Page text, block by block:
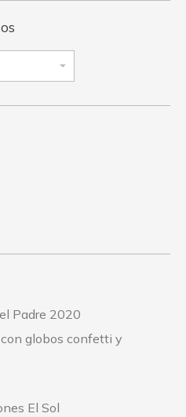
Padre 2020
globos confetti y
El Sol